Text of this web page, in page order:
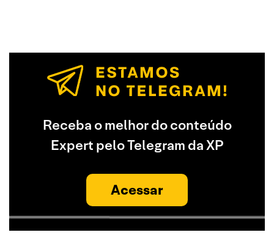
Receba o melhor do conteúdo
Expert pelo Telegram da XP
Acessar